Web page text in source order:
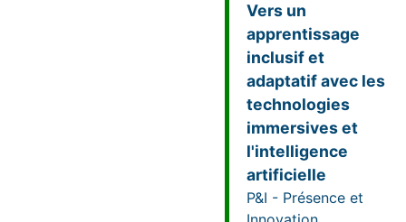
Vers un
apprentissage
inclusif et
adaptatif avec les
technologies
immersives et
l'intelligence
artificielle
P&I - Présence et